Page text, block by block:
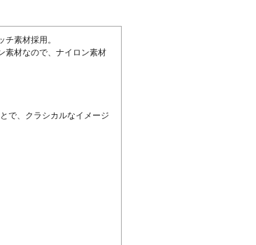
素材採用。
素材なので、ナイロン素材
で、クラシカルなイメージ